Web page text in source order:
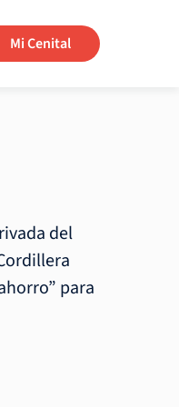
Mi Cenital
del
para